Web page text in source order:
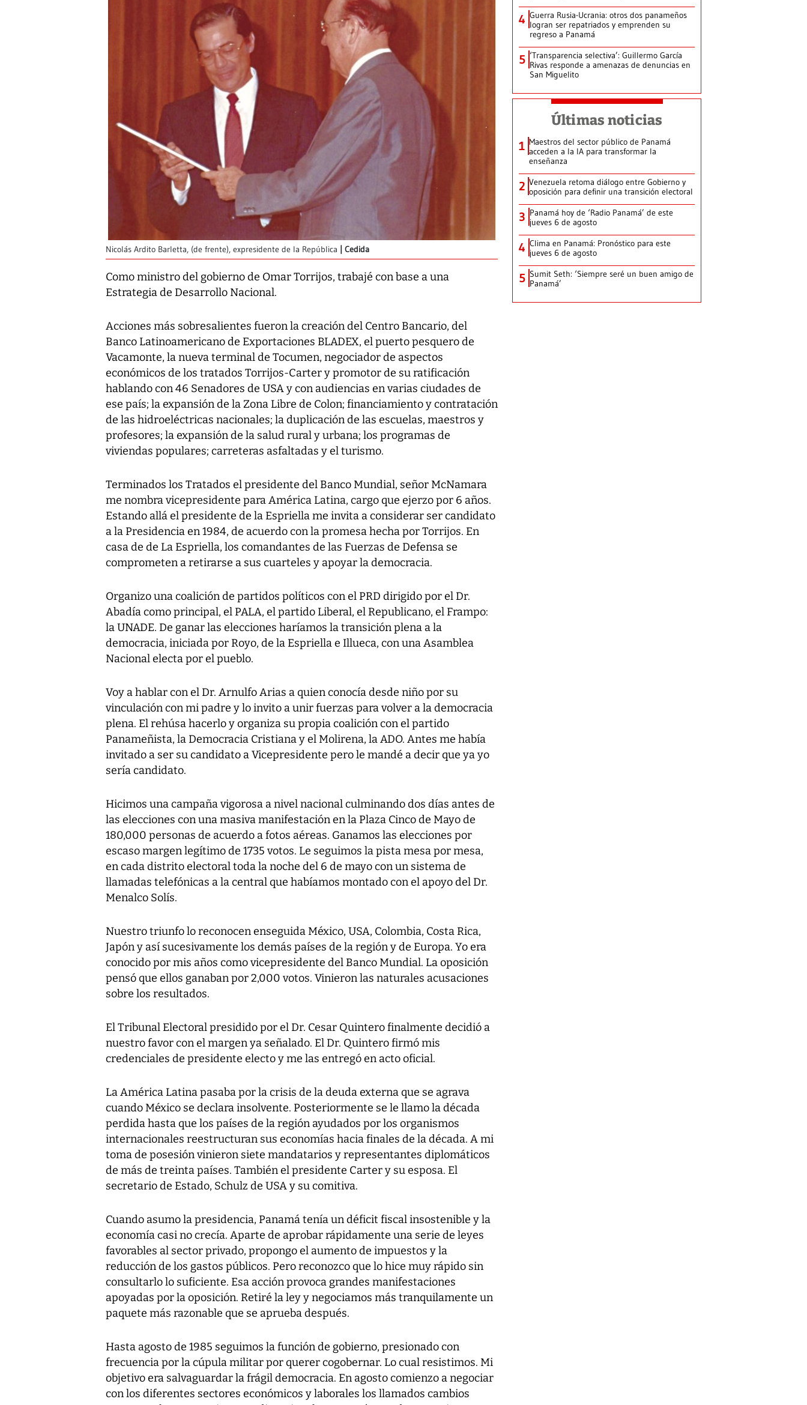
Nicolás Ardito Barletta, (de frente), expresidente de la República Cedida
Como ministro del gobierno de Omar Torrijos, trabajé con base a una
Estrategia de Desarrollo Nacional.
Acciones más sobresalientes fueron la creación del Centro Bancario, del
Banco Latinoamericano de Exportaciones BLADEX, el puerto pesquero de
Vacamonte, la nueva terminal de Tocumen, negociador de aspectos
económicos de los tratados Torrijos-Carter y promotor de su ratificación
hablando con 46 Senadores de USA y con audiencias en varias ciudades de
ese país; la expansión de la Zona Libre de Colon; financiamiento y contratación
de las hidroeléctricas nacionales; la duplicación de las escuelas, maestros y
profesores; la expansión de la salud rural y urbana; los programas de
viviendas populares; carreteras asfaltadas y el turismo.
Terminados los Tratados el presidente del Banco Mundial, señor McNamara
me nombra vicepresidente para América Latina, cargo que ejerzo por 6 años.
Estando allá el presidente de la Espriella me invita a considerar ser candidato
a la Presidencia en 1984, de acuerdo con la promesa hecha por Torrijos. En
casa de de La Espriella, los comandantes de las Fuerzas de Defensa se
comprometen a retirarse a sus cuarteles y apoyar la democracia.
Organizo una coalición de partidos políticos con el PRD dirigido por el Dr.
Abadía como principal, el PALA, el partido Liberal, el Republicano, el Frampo:
la UNADE. De ganar las elecciones haríamos la transición plena a la
democracia, iniciada por Royo, de la Espriella e Illueca, con una Asamblea
Nacional electa por el pueblo.
Voy a hablar con el Dr. Arnulfo Arias a quien conocía desde niño por su
vinculación con mi padre y lo invito a unir fuerzas para volver a la democracia
plena. El rehúsa hacerlo y organiza su propia coalición con el partido
Panameñista, la Democracia Cristiana y el Molirena, la ADO. Antes me había
invitado a ser su candidato a Vicepresidente pero le mandé a decir que ya yo
sería candidato.
Hicimos una campaña vigorosa a nivel nacional culminando dos días antes de
las elecciones con una masiva manifestación en la Plaza Cinco de Mayo de
180,000 personas de acuerdo a fotos aéreas. Ganamos las elecciones por
escaso margen legítimo de 1735 votos. Le seguimos la pista mesa por mesa,
en cada distrito electoral toda la noche del 6 de mayo con un sistema de
llamadas telefónicas a la central que habíamos montado con el apoyo del Dr.
Menalco Solís.
Nuestro triunfo lo reconocen enseguida México, USA, Colombia, Costa Rica,
Japón y así sucesivamente los demás países de la región y de Europa. Yo era
conocido por mis años como vicepresidente del Banco Mundial. La oposición
pensó que ellos ganaban por 2,000 votos. Vinieron las naturales acusaciones
sobre los resultados.
El Tribunal Electoral presidido por el Dr. Cesar Quintero finalmente decidió a
nuestro favor con el margen ya señalado. El Dr. Quintero firmó mis
credenciales de presidente electo y me las entregó en acto oficial.
La América Latina pasaba por la crisis de la deuda externa que se agrava
cuando México se declara insolvente. Posteriormente se le llamo la década
perdida hasta que los países de la región ayudados por los organismos
internacionales reestructuran sus economías hacia finales de la década. A mi
toma de posesión vinieron siete mandatarios y representantes diplomáticos
de más de treinta países. También el presidente Carter y su esposa. El
secretario de Estado, Schulz de USA y su comitiva.
Cuando asumo la presidencia, Panamá tenía un déficit fiscal insostenible y la
economía casi no crecía. Aparte de aprobar rápidamente una serie de leyes
favorables al sector privado, propongo el aumento de impuestos y la
reducción de los gastos públicos. Pero reconozco que lo hice muy rápido sin
consultarlo lo suficiente. Esa acción provoca grandes manifestaciones
apoyadas por la oposición. Retiré la ley y negociamos más tranquilamente un
paquete más razonable que se aprueba después.
Hasta agosto de 1985 seguimos la función de gobierno, presionado con
frecuencia por la cúpula militar por querer cogobernar. Lo cual resistimos. Mi
objetivo era salvaguardar la frágil democracia. En agosto comienzo a negociar
con los diferentes sectores económicos y laborales los llamados cambios
4 Guerra Rusia-Ucrania: otros dos panameños
logran ser repatriados y emprenden su
regreso a Panamá
5 ‘Transparencia selectiva’: Guillermo García
Rivas responde a amenazas de denuncias en
San Miguelito
Últimas noticias
1 Maestros del sector público de Panamá
acceden a la IA para transformar la
enseñanza
2 Venezuela retoma diálogo entre Gobierno y
oposición para definir una transición electoral
3 Panamá hoy de ‘Radio Panamá’ de este
jueves 6 de agosto
4 Clima en Panamá: Pronóstico para este
jueves 6 de agosto
5 Sumit Seth: ‘Siempre seré un buen amigo de
Panamá’